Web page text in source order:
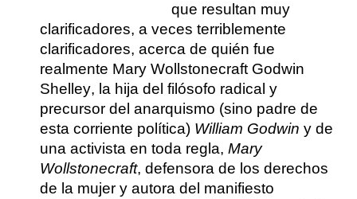
que resultan muy
clarificadores, a veces terriblemente
clarificadores, acerca de quién fue
realmente Mary Wollstonecraft Godwin
Shelley, la hija del filósofo radical y
precursor del anarquismo (sino padre de
esta corriente política) William Godwin y de
una activista en toda regla, Mary
Wollstonecraft, defensora de los derechos
de la mujer y autora del manifiesto